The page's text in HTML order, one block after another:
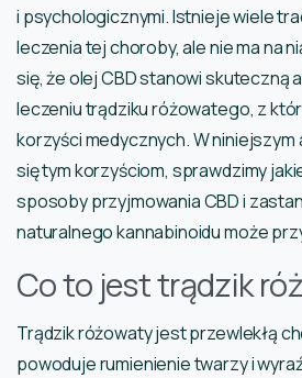
i psychologicznymi. Istnieje wiele
leczenia tej choroby, ale nie ma na
się, że olej CBD stanowi skuteczną
leczeniu trądziku różowatego, z
korzyści medycznych. W
się tym korzyściom, sprawdzimy
sposoby przyjmowania CBD i
naturalnego kannabinoidu może
Co to jest trądzik
Trądzik różowaty jest przewlekłą
powoduje rumienienie twarzy i